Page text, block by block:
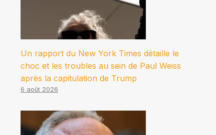
Un rapport du New York Times détaille le
choc et les troubles au sein de Paul Weiss
après la capitulation de Trump
6 août 2026